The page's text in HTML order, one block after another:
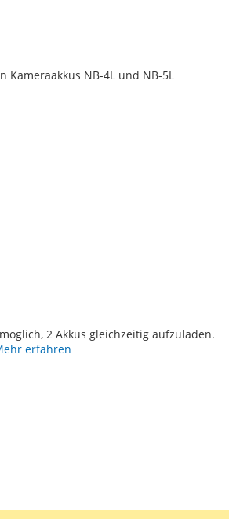
Kameraakkus NB-4L und NB-5L
2 Akkus gleichzeitig aufzuladen.
erfahren